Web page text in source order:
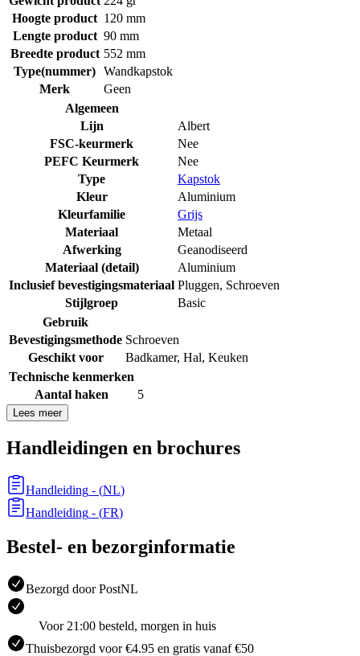
Hoogte product 120 mm
Lengte product 90 mm
Breedte product 552 mm
Type(nummer) Wandkapstok
Merk
Geen
Algemeen
Lijn
Albert
FSC-keurmerk
Nee
PEFC Keurmerk
Nee
Type
Kapstok
Kleur
Aluminium
Kleurfamilie
Grijs
Materiaal
Metaal
Afwerking
Geanodiseerd
Materiaal (detail)
Aluminium
Inclusief bevestigingsmateriaal Pluggen, Schroeven
Stijlgroep
Basic
Gebruik
Bevestigingsmethode Schroeven
Geschikt voor
Badkamer, Hal, Keuken
Technische kenmerken
Aantal haken
5
Lees meer
Handleidingen en brochures
Handleiding - (NL)
Handleiding - (FR)
Bestel- en bezorginformatie
Bezorgd door PostNL
Voor 21:00 besteld, morgen in huis
Thuisbezorgd voor €4.95 en gratis vanaf €50